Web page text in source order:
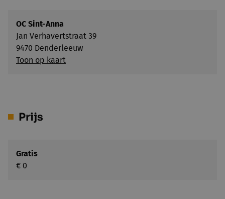
OC Sint-Anna
Jan Verhavertstraat 39
9470 Denderleeuw
Toon op kaart
Prijs
Gratis
€ 0